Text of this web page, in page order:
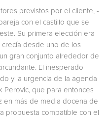
previstos por el cliente, -
con el castillo que se
Su primera elección era
desde uno de los
gran conjunto alrededor de
El inesperado
y la urgencia de la agenda
Perovic, que para entonces
en más de media docena de
propuesta compatible con el